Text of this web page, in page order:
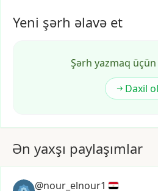
Yeni şərh əlavə et
Şərh yazmaq
Daxil ol
Ən yaxşı paylaşımlar
@nour_elnour1